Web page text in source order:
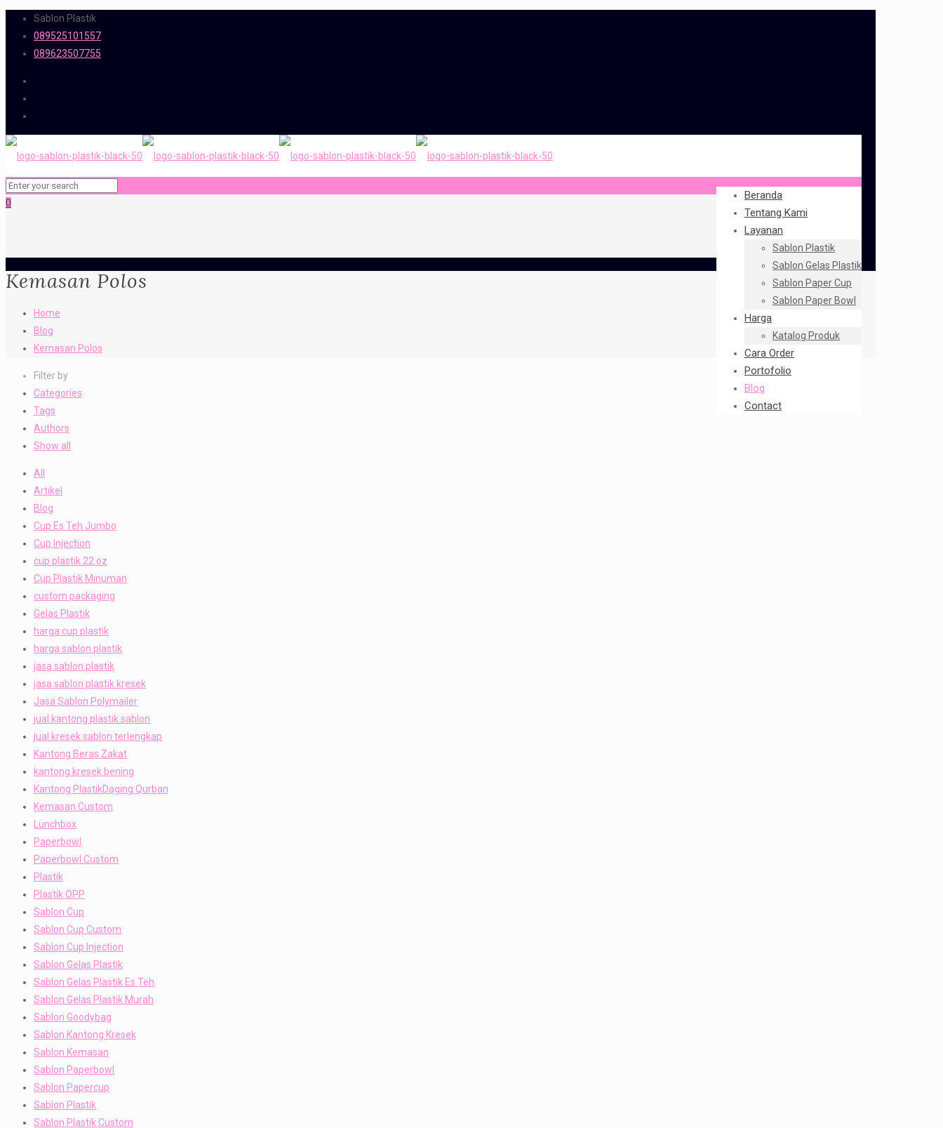
Sablon Plastik
089525101557
089623507755
Beranda
Tentang Kami
Layanan
Sablon Plastik
Sablon Gelas Plastik
Sablon Paper Cup
Sablon Paper Bowl
Harga
Katalog Produk
Cara Order
Portofolio
Blog
Contact
0
Kemasan Polos
Home
Blog
Kemasan Polos
Filter by
Categories
Tags
Authors
Show all
All
Artikel
Blog
Cup Es Teh Jumbo
Cup Injection
cup plastik 22 oz
Cup Plastik Minuman
custom packaging
Gelas Plastik
harga cup plastik
harga sablon plastik
jasa sablon plastik
jasa sablon plastik kresek
Jasa Sablon Polymailer
jual kantong plastik sablon
jual kresek sablon terlengkap
Kantong Beras Zakat
kantong kresek bening
Kantong PlastikDaging Qurban
Kemasan Custom
Lunchbox
Paperbowl
Paperbowl Custom
Plastik
Plastik OPP
Sablon Cup
Sablon Cup Custom
Sablon Cup Injection
Sablon Gelas Plastik
Sablon Gelas Plastik Es Teh
Sablon Gelas Plastik Murah
Sablon Goodybag
Sablon Kantong Kresek
Sablon Kemasan
Sablon Paperbowl
Sablon Papercup
Sablon Plastik
Sablon Plastik Custom